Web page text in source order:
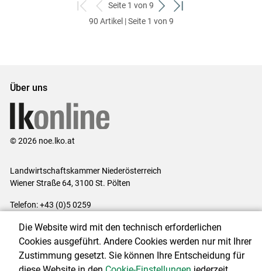
zum
ersten
zurück
zum
Seite 1 von 9
weiter
zum
zum
90 Artikel | Seite 1 von 9
Über uns
© 2026 noe.lko.at
Landwirtschaftskammer Niederösterreich
Wiener Straße 64, 3100 St. Pölten
Telefon: +43 (0)5 0259
Impressum|Kontakt|Datenschutzerklärung|Barrierefreiheit|
Cookie-Einstellungen
Die Website wird mit den technisch erforderlichen
Cookies ausgeführt. Andere Cookies werden nur mit Ihrer
Zustimmung gesetzt. Sie können Ihre Entscheidung für